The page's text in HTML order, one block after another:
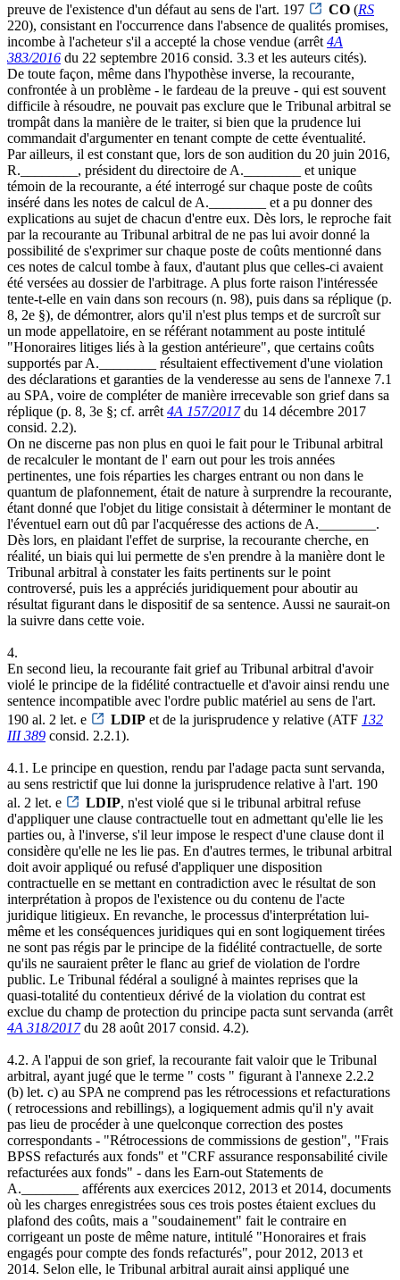
preuve de l'existence d'un défaut au sens de l'art. 197
CO (RS
220), consistant en l'occurrence dans l'absence de qualités promises,
incombe à l'acheteur s'il a accepté la chose vendue (arrêt 4A
383/2016 du 22 septembre 2016 consid. 3.3 et les auteurs cités).
De toute façon, même dans l'hypothèse inverse, la recourante,
confrontée à un problème - le fardeau de la preuve - qui est souvent
difficile à résoudre, ne pouvait pas exclure que le Tribunal arbitral se
trompât dans la manière de le traiter, si bien que la prudence lui
commandait d'argumenter en tenant compte de cette éventualité.
Par ailleurs, il est constant que, lors de son audition du 20 juin 2016,
R.________, président du directoire de A.________ et unique
témoin de la recourante, a été interrogé sur chaque poste de coûts
inséré dans les notes de calcul de A.________ et a pu donner des
explications au sujet de chacun d'entre eux. Dès lors, le reproche fait
par la recourante au Tribunal arbitral de ne pas lui avoir donné la
possibilité de s'exprimer sur chaque poste de coûts mentionné dans
ces notes de calcul tombe à faux, d'autant plus que celles-ci avaient
été versées au dossier de l'arbitrage. A plus forte raison l'intéressée
tente-t-elle en vain dans son recours (n. 98), puis dans sa réplique (p.
8, 2e §), de démontrer, alors qu'il n'est plus temps et de surcroît sur
un mode appellatoire, en se référant notamment au poste intitulé
"Honoraires litiges liés à la gestion antérieure", que certains coûts
supportés par A.________ résultaient effectivement d'une violation
des déclarations et garanties de la venderesse au sens de l'annexe 7.1
au SPA, voire de compléter de manière irrecevable son grief dans sa
réplique (p. 8, 3e §; cf. arrêt 4A 157/2017du 14 décembre 2017
consid. 2.2).
On ne discerne pas non plus en quoi le fait pour le Tribunal arbitral
de recalculer le montant de l' earn out pour les trois années
pertinentes, une fois réparties les charges entrant ou non dans le
quantum de plafonnement, était de nature à surprendre la recourante,
étant donné que l'objet du litige consistait à déterminer le montant de
l'éventuel earn out dû par l'acquéresse des actions de A.________.
Dès lors, en plaidant l'effet de surprise, la recourante cherche, en
réalité, un biais qui lui permette de s'en prendre à la manière dont le
Tribunal arbitral à constater les faits pertinents sur le point
controversé, puis les a appréciés juridiquement pour aboutir au
résultat figurant dans le dispositif de sa sentence. Aussi ne saurait-on
la suivre dans cette voie.
4.
En second lieu, la recourante fait grief au Tribunal arbitral d'avoir
violé le principe de la fidélité contractuelle et d'avoir ainsi rendu une
sentence incompatible avec l'ordre public matériel au sens de l'art.
190 al. 2 let. e
LDIP et de la jurisprudence y relative (ATF 132
III 389 consid. 2.2.1).
4.1. Le principe en question, rendu par l'adage pacta sunt servanda,
au sens restrictif que lui donne la jurisprudence relative à l'art. 190
al. 2 let. e
LDIP, n'est violé que si le tribunal arbitral refuse
d'appliquer une clause contractuelle tout en admettant qu'elle lie les
parties ou, à l'inverse, s'il leur impose le respect d'une clause dont il
considère qu'elle ne les lie pas. En d'autres termes, le tribunal arbitral
doit avoir appliqué ou refusé d'appliquer une disposition
contractuelle en se mettant en contradiction avec le résultat de son
interprétation à propos de l'existence ou du contenu de l'acte
juridique litigieux. En revanche, le processus d'interprétation lui-
même et les conséquences juridiques qui en sont logiquement tirées
ne sont pas régis par le principe de la fidélité contractuelle, de sorte
qu'ils ne sauraient prêter le flanc au grief de violation de l'ordre
public. Le Tribunal fédéral a souligné à maintes reprises que la
quasi-totalité du contentieux dérivé de la violation du contrat est
exclue du champ de protection du principe pacta sunt servanda (arrêt
4A 318/2017du 28 août 2017 consid. 4.2).
4.2. A l'appui de son grief, la recourante fait valoir que le Tribunal
arbitral, ayant jugé que le terme " costs " figurant à l'annexe 2.2.2
(b) let. c) au SPA ne comprend pas les rétrocessions et refacturations
( retrocessions and rebillings), a logiquement admis qu'il n'y avait
pas lieu de procéder à une quelconque correction des postes
correspondants - "Rétrocessions de commissions de gestion", "Frais
BPSS refacturés aux fonds" et "CRF assurance responsabilité civile
refacturées aux fonds" - dans les Earn-out Statements de
A.________ afférents aux exercices 2012, 2013 et 2014, documents
où les charges enregistrées sous ces trois postes étaient exclues du
plafond des coûts, mais a "soudainement" fait le contraire en
corrigeant un poste de même nature, intitulé "Honoraires et frais
engagés pour compte des fonds refacturés", pour 2012, 2013 et
2014. Selon elle, le Tribunal arbitral aurait ainsi appliqué une